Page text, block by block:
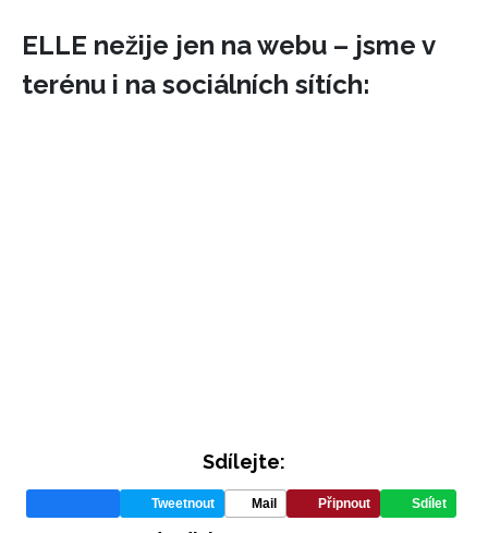
ELLE nežije jen na webu – jsme v
terénu i na sociálních sítích:
Sdílejte:
Tweetnout Mail Připnout Sdílet